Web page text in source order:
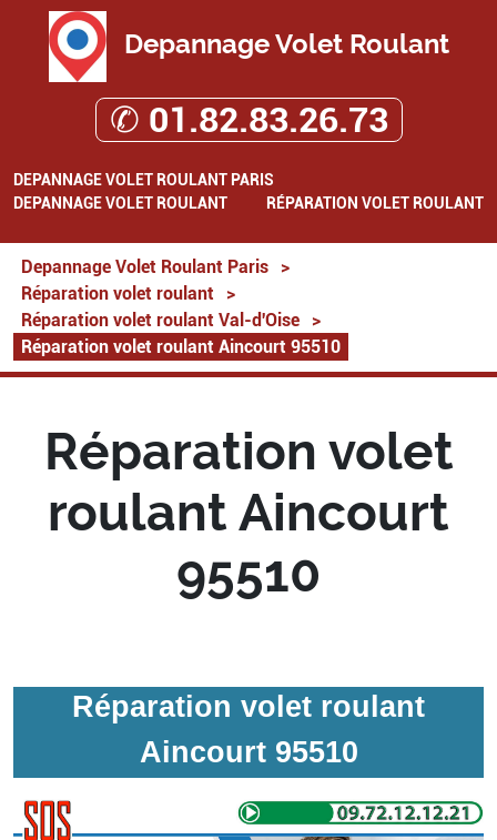
Depannage Volet Roulant
✆ 01.82.83.26.73
DEPANNAGE VOLET ROULANT PARIS
DEPANNAGE VOLET ROULANT
RÉPARATION VOLET ROULANT
Depannage Volet Roulant Paris
>
Réparation volet roulant
>
Réparation volet roulant Val-d'Oise
>
Réparation volet roulant Aincourt 95510
Réparation volet
roulant Aincourt
95510
Réparation volet roulant
Aincourt 95510